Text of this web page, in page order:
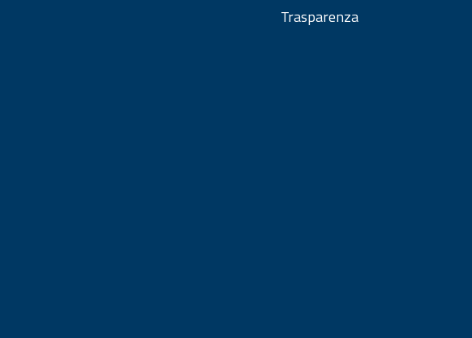
Trasparenza